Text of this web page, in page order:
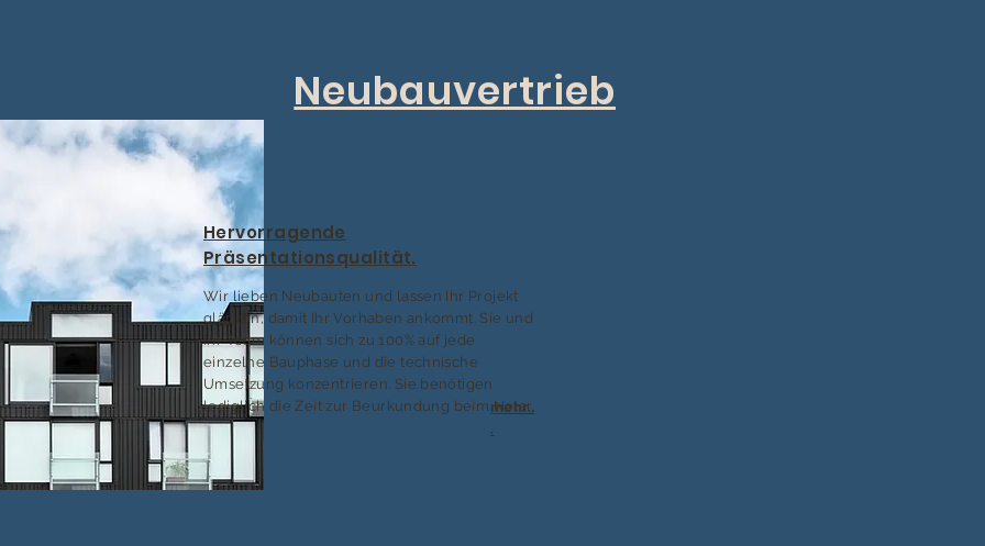
Neubauvertrieb
Hervorragende
Präsentationsqualität.
Wir lieben Neubauten und lassen Ihr Projekt
glänzen, damit Ihr Vorhaben ankommt. Sie und
Ihr Team können sich zu 100% auf jede
einzelne Bauphase und die technische
Umsetzung konzentrieren. Sie benötigen
lediglich die Zeit zur Beurkundung beim Notar,
mehr..
.